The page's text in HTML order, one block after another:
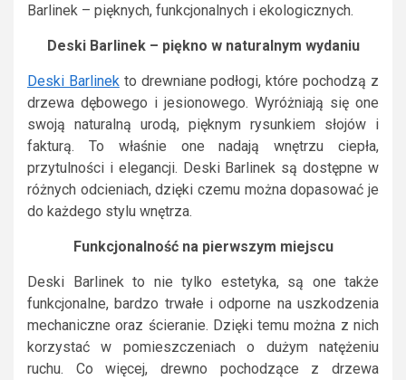
Barlinek – pięknych, funkcjonalnych i ekologicznych.
Deski Barlinek – piękno w naturalnym wydaniu
Deski Barlinek to drewniane podłogi, które pochodzą z
drzewa dębowego i jesionowego. Wyróżniają się one
swoją naturalną urodą, pięknym rysunkiem słojów i
fakturą. To właśnie one nadają wnętrzu ciepła,
przytulności i elegancji. Deski Barlinek są dostępne w
różnych odcieniach, dzięki czemu można dopasować je
do każdego stylu wnętrza.
Funkcjonalność na pierwszym miejscu
Deski Barlinek to nie tylko estetyka, są one także
funkcjonalne, bardzo trwałe i odporne na uszkodzenia
mechaniczne oraz ścieranie. Dzięki temu można z nich
korzystać w pomieszczeniach o dużym natężeniu
ruchu. Co więcej, drewno pochodzące z drzewa